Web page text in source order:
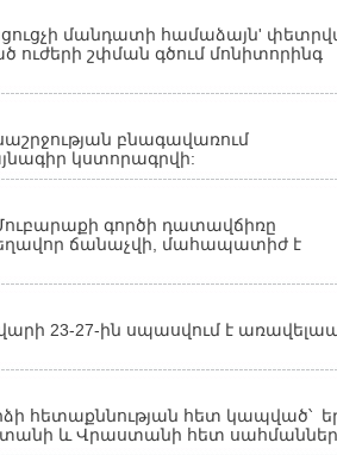
մանդատի համաձայն'
շփման գծում մոնիտորինգ
բնագավառում
կստորագրվի:
գործի դատավճիռը
ճանաչվի, մահապատիժ է
23-27-ին սպասվում է
հետաքննության հետ կապված՝
և Վրաստանի հետ